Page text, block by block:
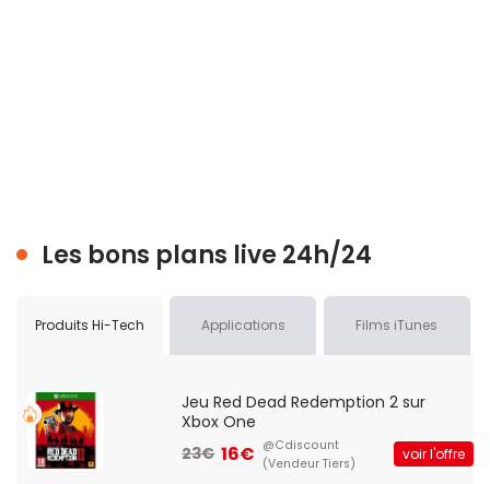
Les bons plans live 24h/24
Produits Hi-Tech Applications Films iTunes
Jeu Red Dead Redemption 2 sur
Xbox One
23€ 16€ @Cdiscount
(Vendeur Tiers)
voir l'offre